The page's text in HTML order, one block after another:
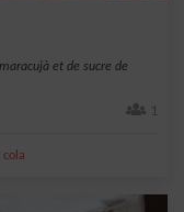
et de sucre de
1
cola